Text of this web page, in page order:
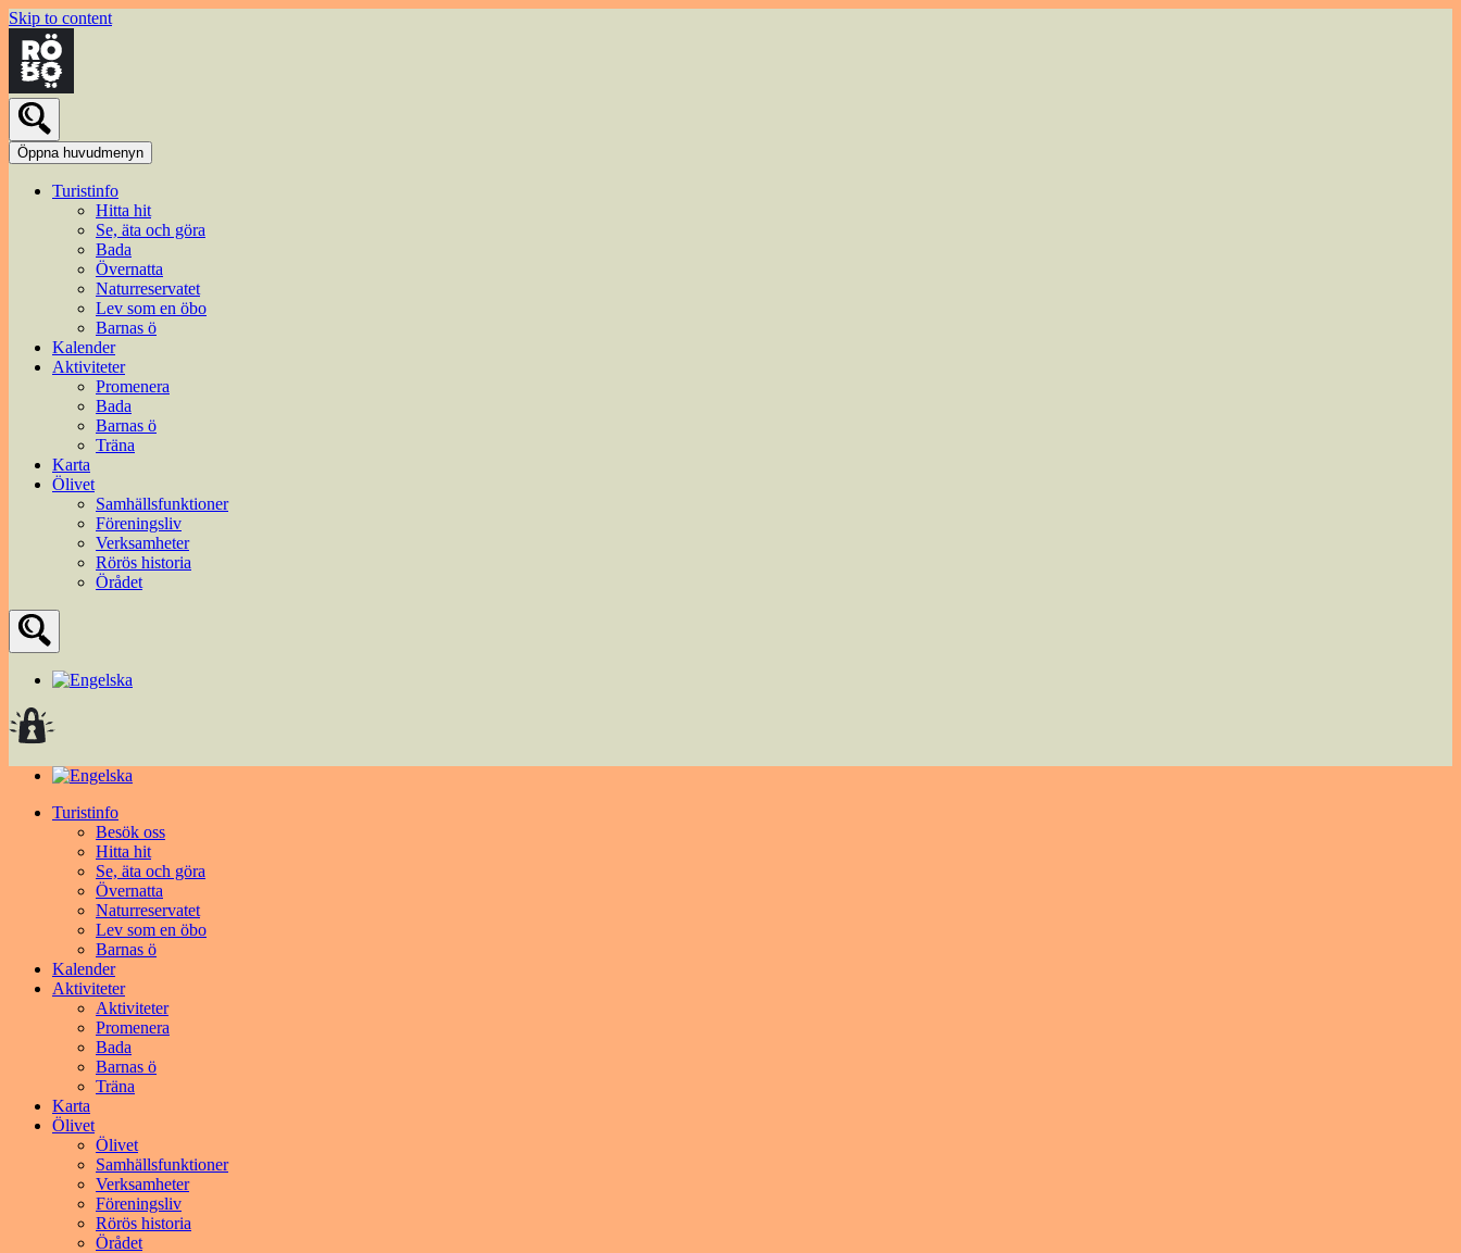
Skip to content
Öppna huvudmenyn
Turistinfo
Hitta hit
Se, äta och göra
Bada
Övernatta
Naturreservatet
Lev som en öbo
Barnas ö
Kalender
Aktiviteter
Promenera
Bada
Barnas ö
Träna
Karta
Ölivet
Samhällsfunktioner
Föreningsliv
Verksamheter
Rörös historia
Örådet
Turistinfo
Besök oss
Hitta hit
Se, äta och göra
Övernatta
Naturreservatet
Lev som en öbo
Barnas ö
Kalender
Aktiviteter
Aktiviteter
Promenera
Bada
Barnas ö
Träna
Karta
Ölivet
Ölivet
Samhällsfunktioner
Verksamheter
Föreningsliv
Rörös historia
Örådet